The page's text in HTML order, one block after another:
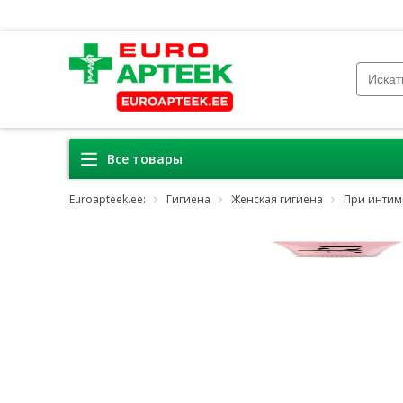
Все товары
Euroapteek.ee: Гигиена Женская гигиена При